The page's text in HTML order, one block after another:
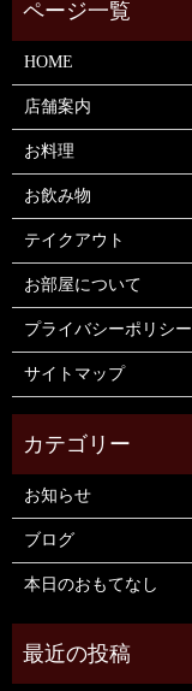
HOME
店舗案内
お料理
お飲み物
テイクアウト
お部屋について
プライバシーポリシー
サイトマップ
お知らせ
ブログ
本日のおもてなし